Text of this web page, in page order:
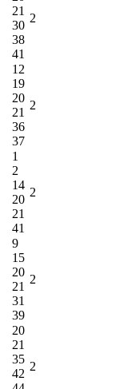
21
30
38
41
2
12
19
20
21
36
37
2
1
2
14
20
21
41
2
9
15
20
21
31
39
2
20
21
35
42
2